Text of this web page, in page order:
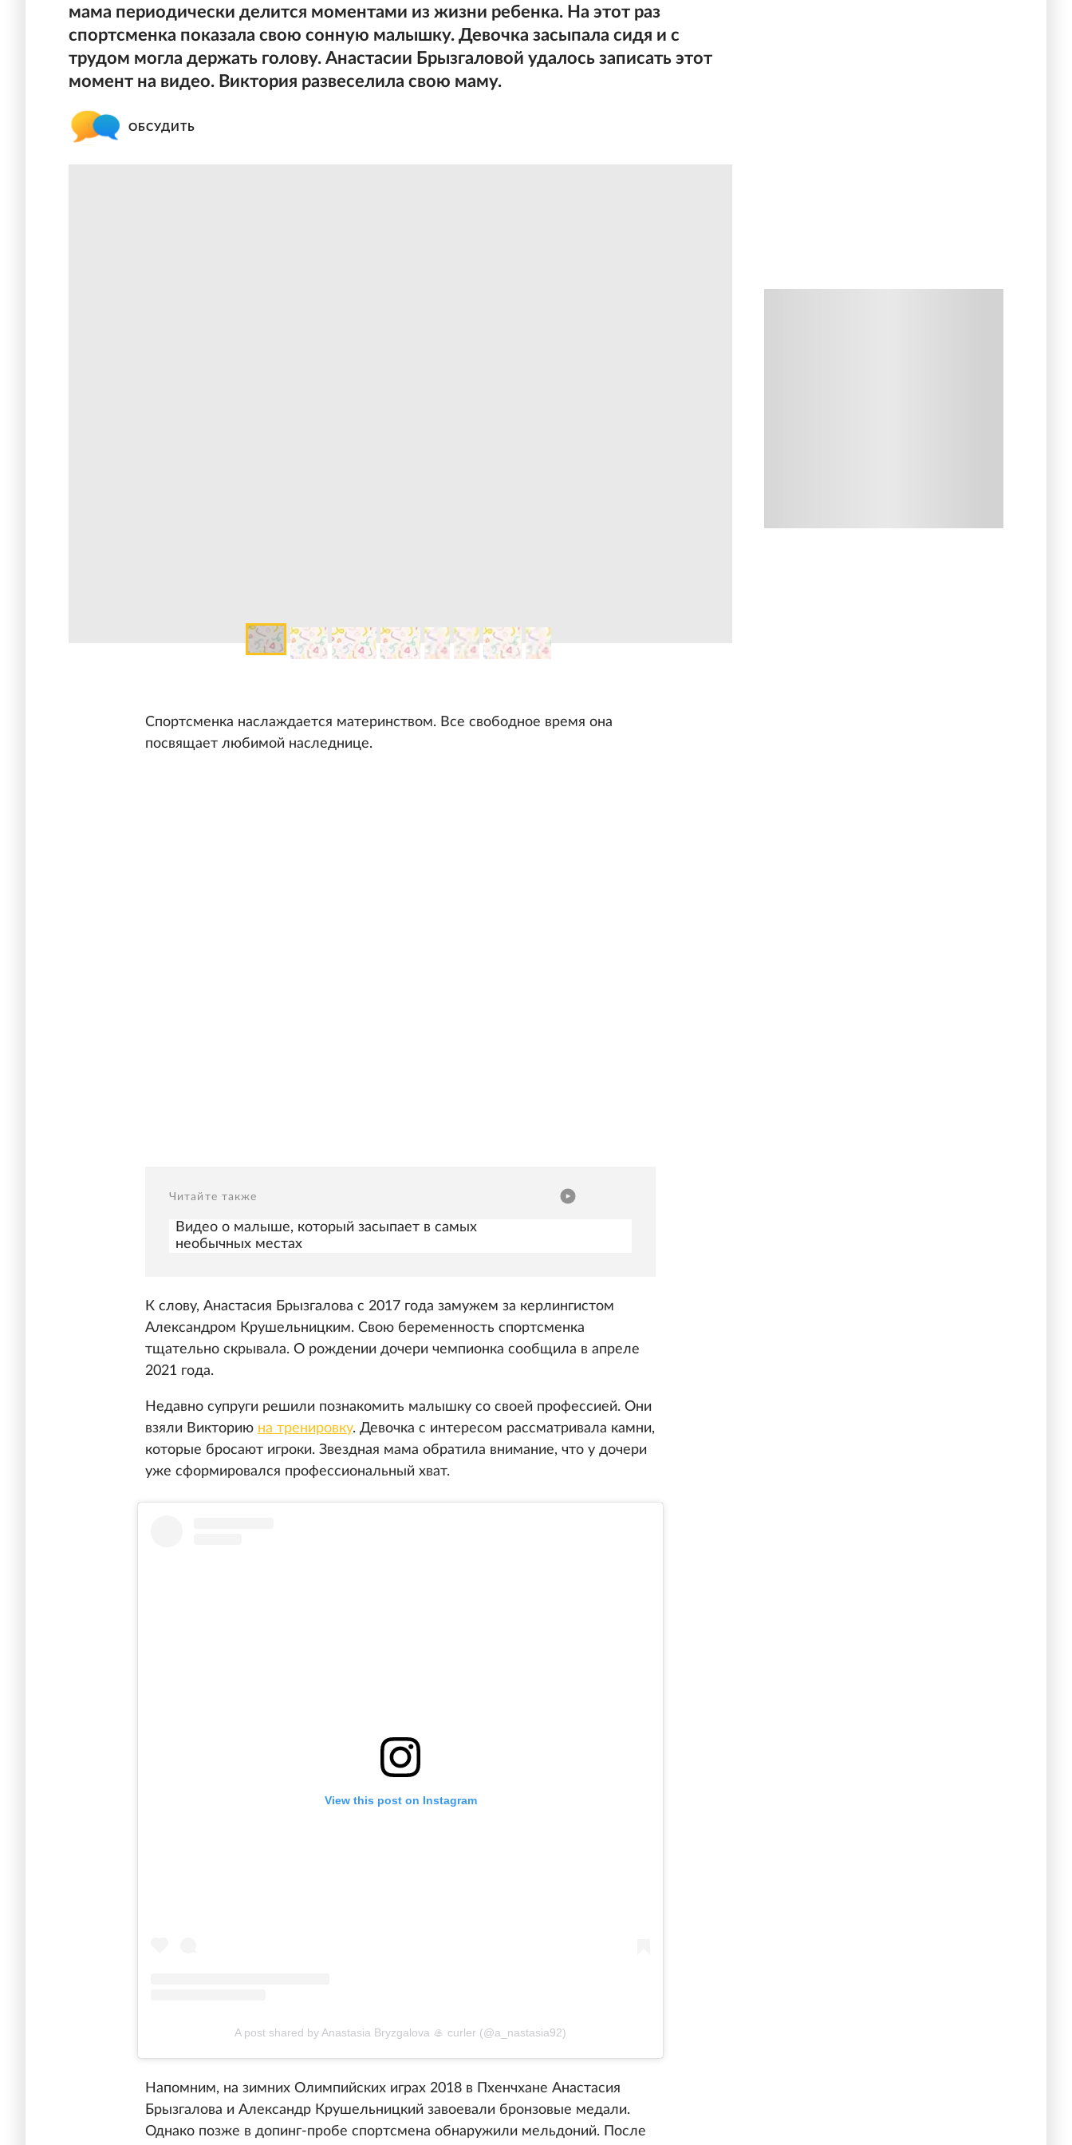
мама периодически делится моментами из жизни ребенка. На этот раз
спортсменка показала свою сонную малышку. Девочка засыпала сидя и с
трудом могла держать голову. Анастасии Брызгаловой удалось записать этот
момент на видео. Виктория развеселила свою маму.
ОБСУДИТЬ
Спортсменка наслаждается материнством. Все свободное время она
посвящает любимой наследнице.
Читайте также
Видео о малыше, который засыпает в самых
необычных местах
К слову, Анастасия Брызгалова с 2017 года замужем за керлингистом
Александром Крушельницким. Свою беременность спортсменка
тщательно скрывала. О рождении дочери чемпионка сообщила в апреле
2021 года.
Недавно супруги решили познакомить малышку со своей профессией. Они
взяли Викторию на тренировку. Девочка с интересом рассматривала камни,
которые бросают игроки. Звездная мама обратила внимание, что у дочери
уже сформировался профессиональный хват.
View this post on Instagram
A post shared by Anastasia Bryzgalova 🥌 curler (@a_nastasia92)
Напомним, на зимних Олимпийских играх 2018 в Пхенчхане Анастасия
Брызгалова и Александр Крушельницкий завоевали бронзовые медали.
Однако позже в допинг-пробе спортсмена обнаружили мельдоний. После